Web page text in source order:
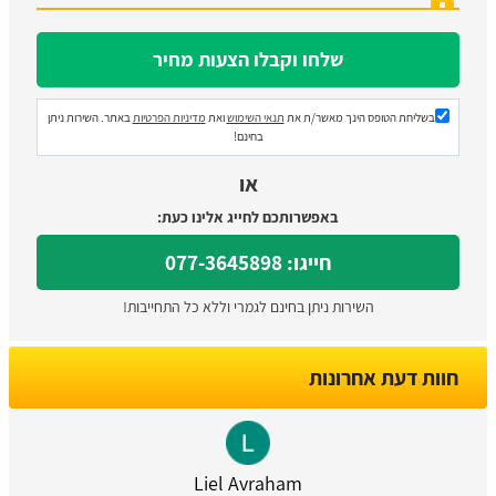
בשליחת הטופס הינך מאשר/ת את תנאי השימושואת מדיניות הפרטיות באתר. השירות ניתן
בחינם!
או
באפשרותכם לחייג אלינו כעת:
חייגו: 077-3645898
השירות ניתן בחינם לגמרי וללא כל התחייבות!
חוות דעת אחרונות
Liel Avraham